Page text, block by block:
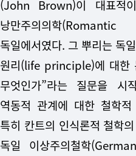
(John Brown)이 대표적
낭만주의의학
독일에서였다. 그 뿌리는 독
원리(life principle)에 대한
무엇인가”라는 질문을 시
역동적 관계에 대한 철학
특히 칸트의 인식론적 철학
독일 이상주의철학